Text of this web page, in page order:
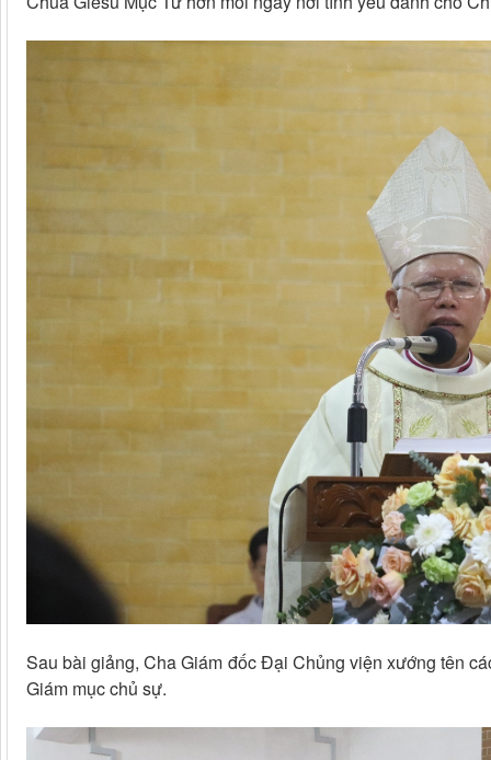
Sau bài giảng, Cha Giám đốc Đại Chủng viện xướng tên
Giám mục chủ sự.